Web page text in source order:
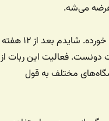
عرضه می‌شه.
این در واقع یک جور اثر هنری پستی زنده است که به وب عمیق گره خورده. شایدم بعد از ۱۲ هفته
ویترین اجناس زیر ۱۰۰ دلار دارک‌نت دونست. فعالیت این ربات از
مختلف به قول